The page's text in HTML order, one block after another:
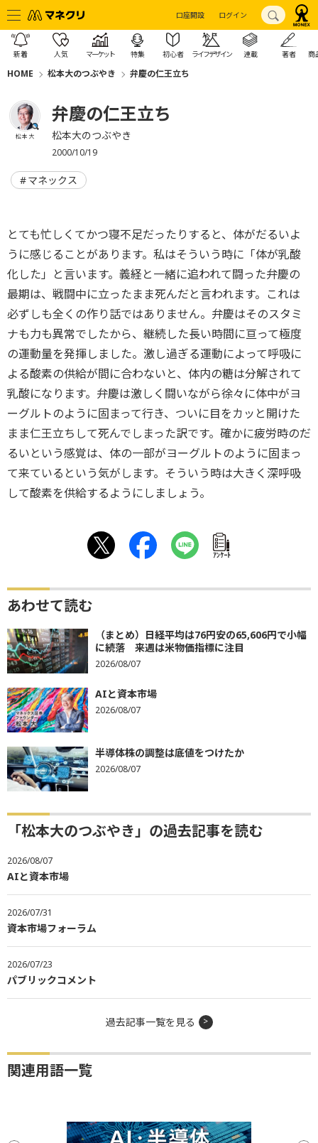
口座開設 ログイン
新着 人気 マーケット 特集 初心者 ライフデザイン 連載 著者 商
HOME 松本大のつぶやき 弁慶の仁王立ち
松本 大
弁慶の仁王立ち
松本大のつぶやき
2000/10/19
マネックス
とても忙しくてかつ寝不足だったりすると、体がだるいよ
うに感じることがあります。私はそういう時に「体が乳酸
化した」と言います。義経と一緒に追われて闘った弁慶の
最期は、戦闘中に立ったまま死んだと言われます。これは
必ずしも全くの作り話ではありません。弁慶はそのスタミ
ナも力も異常でしたから、継続した長い時間に亘って極度
の運動量を発揮しました。激し過ぎる運動によって呼吸に
よる酸素の供給が間に合わないと、体内の糖は分解されて
乳酸になります。弁慶は激しく闘いながら徐々に体中がヨ
ーグルトのように固まって行き、ついに目をカッと開けた
まま仁王立ちして死んでしまった訳です。確かに疲労時のだ
るいという感覚は、体の一部がヨーグルトのように固まっ
て来ているという気がします。そういう時は大きく深呼吸
して酸素を供給するようにしましょう。
ｱﾝｹｰﾄ
あわせて読む
（まとめ）日経平均は76円安の65,606円で小幅
に続落 来週は米物価指標に注目
2026/08/07
AIと資本市場
2026/08/07
半導体株の調整は底値をつけたか
2026/08/07
「松本大のつぶやき」の過去記事を読む
2026/08/07
AIと資本市場
2026/07/31
資本市場フォーラム
2026/07/23
パブリックコメント
過去記事一覧を見る
関連用語一覧